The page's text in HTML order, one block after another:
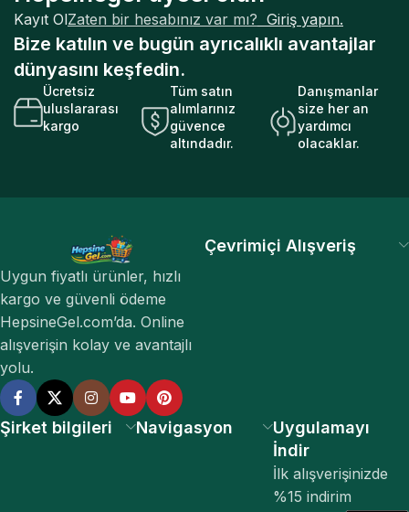
Gardırobunuzu Nasıl Şekillendiriyor?
Kayıt OlZaten bir hesabınız var mı? Giriş yapın.
Bize katılın ve bugün ayrıcalıklı avantajlar
dünyasını keşfedin.
Ücretsiz
uluslararası
kargo
Tüm satın
alımlarınız
güvence
altındadır.
Danışmanlar
size her an
yardımcı
olacaklar.
Uygun fiyatlı ürünler, hızlı
kargo ve güvenli ödeme
HepsineGel.com’da. Online
alışverişin kolay ve avantajlı
yolu.
Çevrimiçi Alışveriş
Şirket bilgileri Navigasyon
Uygulamayı
İndir
İlk alışverişinizde
%15 indirim